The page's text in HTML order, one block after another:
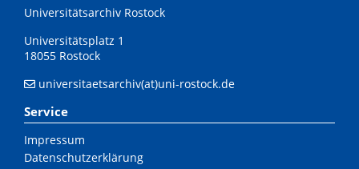
Universitätsarchiv Rostock
Universitätsplatz 1
18055 Rostock
universitaetsarchiv(at)uni-rostock.de
Service
Impressum
Datenschutzerklärung